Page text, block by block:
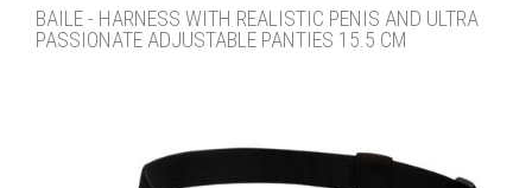
BAILE - HARNESS WITH REALISTIC PENIS AND ULTRA
PASSIONATE ADJUSTABLE PANTIES 15.5 CM